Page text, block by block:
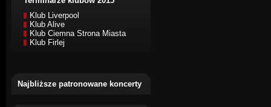
Klub Liverpool
Klub Alive
Klub Ciemna Strona Miasta
Klub Firlej
Najbliższe patronowane koncerty